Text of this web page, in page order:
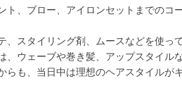
ト、ブロー、アイロンセットまでのコ
、スタイリング剤、ムースなどを使っ
、ウェーブや巻き髪、アップスタイル
らも、当日中は理想のヘアスタイルが